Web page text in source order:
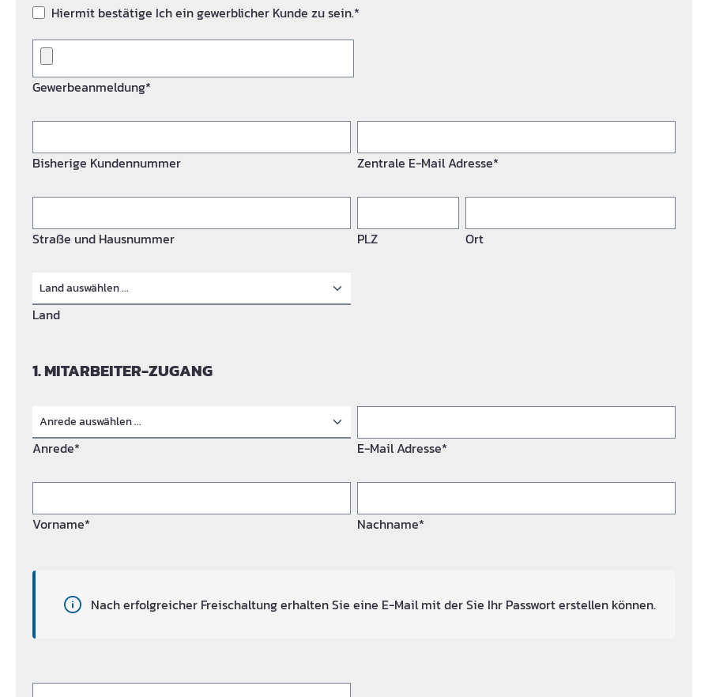
Hiermit bestätige Ich ein gewerblicher Kunde zu sein.*
Gewerbeanmeldung*
Bisherige Kundennummer Zentrale E-Mail Adresse*
Straße und Hausnummer PLZ Ort
Land
1. MITARBEITER-ZUGANG
Anrede* E-Mail Adresse*
Vorname* Nachname*
Nach erfolgreicher Freischaltung erhalten Sie eine E-Mail mit der Sie Ihr Passwort erstellen können.